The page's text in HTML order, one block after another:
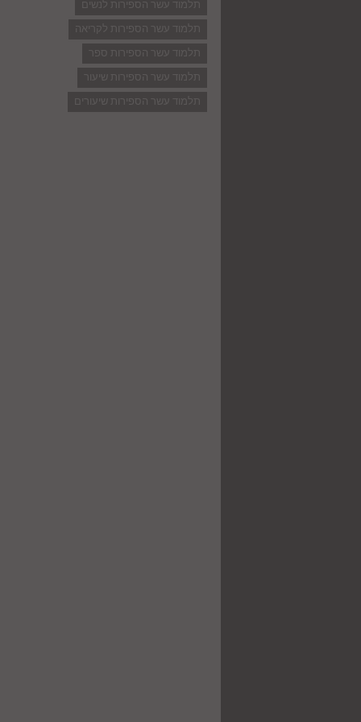
תלמוד עשר הספירות לנשים
תלמוד עשר הספירות לקריאה
תלמוד עשר הספירות ספר
תלמוד עשר הספירות שיעור
תלמוד עשר הספירות שיעורים